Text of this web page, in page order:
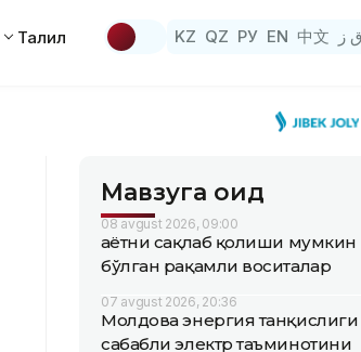
Таҳлил KZ QZ РУ EN 中文 ق ز
Мавзуга оид
08 avgust 2026, 09:00
Ҳаётни сақлаб қолиши мумкин
бўлган рақамли воситалар
07 avgust 2026, 20:36
Молдова энергия танқислиги
сабабли электр таъминотини